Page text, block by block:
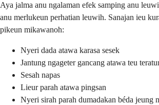
Aya jalma anu ngalaman efek samping anu
anu merlukeun perhatian leuwih. Sanajan ieu
pikeun mikawanoh:
Nyeri dada atawa karasa sesek
Jantung ngageter gancang atawa teu
Sesah napas
Lieur parah atawa pingsan
Nyeri sirah parah dumadakan béda jeung